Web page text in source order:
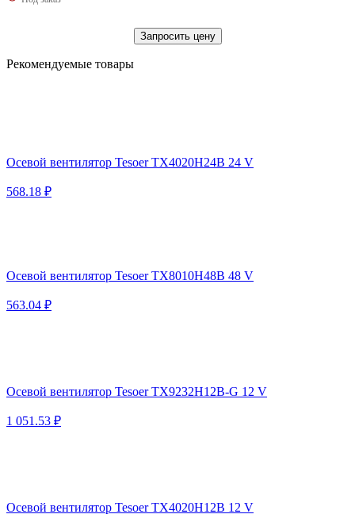
Запросить цену
Рекомендуемые товары
Осевой вентилятор Tesoer TX4020H24B 24 V
568.18 ₽
Осевой вентилятор Tesoer TX8010H48B 48 V
563.04 ₽
Осевой вентилятор Tesoer TX9232H12B-G 12 V
1 051.53 ₽
Осевой вентилятор Tesoer TX4020H12B 12 V